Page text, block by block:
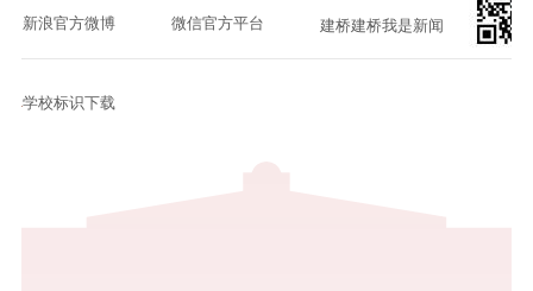
新浪官方微博 微信官方平台 建桥建桥我是新闻
学校标识下载